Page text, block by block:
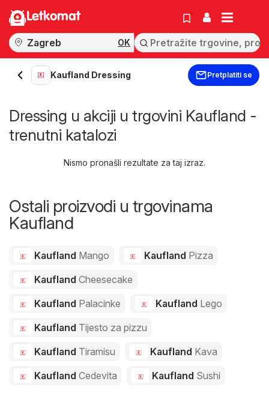
Letkomat
OK
Kaufland Dressing Pretplatiti se
Dressing u akciji u trgovini Kaufland -
trenutni katalozi
Nismo pronašli rezultate za taj izraz.
Ostali proizvodi u trgovinama
Kaufland
Kaufland Mango Kaufland Pizza
Kaufland Cheesecake
Kaufland Palacinke Kaufland Lego
Kaufland Tijesto za pizzu
Kaufland Tiramisu Kaufland Kava
Kaufland Cedevita Kaufland Sushi